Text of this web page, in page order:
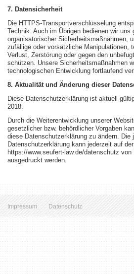
7. Datensicherheit
Die HTTPS-Transportverschlüsselung
Technik. Auch im Übrigen bedienen wir uns
organisatorischer Sicherheitsmaßnahmen,
zufällige oder vorsätzliche Manipulationen,
Verlust, Zerstörung oder gegen den
schützen. Unsere Sicherheitsmaßnahmen
technologischen Entwicklung fortlaufend
8. Aktualität und Änderung dieser
Diese Datenschutzerklärung ist aktuell
2018.
Durch die Weiterentwicklung unserer
gesetzlicher bzw. behördlicher Vorgaben
diese Datenschutzerklärung zu ändern. Die
Datenschutzerklärung kann jederzeit auf
https://www.seufert-law.de/datenschutz von
ausgedruckt werden.
Impressum Datenschutz